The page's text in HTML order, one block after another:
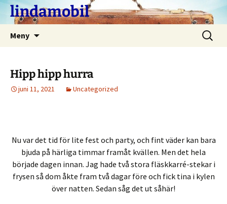
Hoppalindamobil
Meny
Sök
efter:
Hipp hipp hurra
juni 11, 2021 Uncategorized
Nu var det tid för lite fest och party, och fint väder kan bara
bjuda på härliga timmar framåt kvällen. Men det hela
började dagen innan. Jag hade två stora fläskkarré-stekar i
frysen så dom åkte fram två dagar före och fick tina i kylen
över natten. Sedan såg det ut såhär!